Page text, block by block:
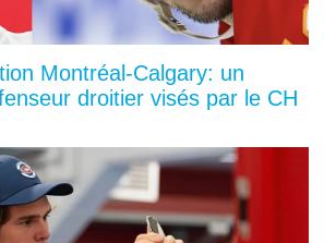
Montréal-Calgary: un
droitier visés par le CH